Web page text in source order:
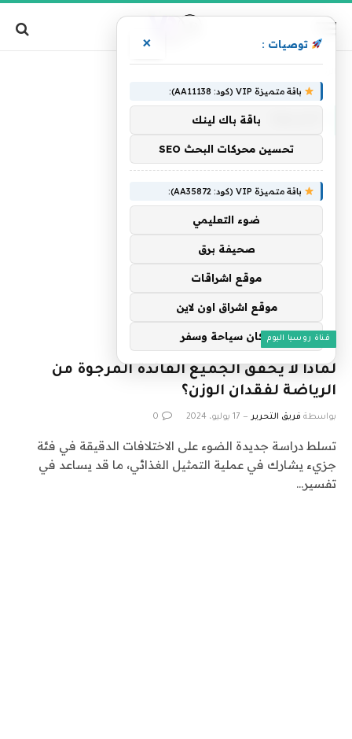
قناة روسيا اليوم
لماذا لا يحقق الجميع الفائدة المرجوة من
الرياضة لفقدان الوزن؟
بواسطة فريق التحرير 17 يوليو، 2024 0
تسلط دراسة جديدة الضوء على الاختلافات الدقيقة في فئة
جزيء يشارك في عملية التمثيل الغذائي، ما قد يساعد في
تفسير…
توصيات : ×
باقة متميزة VIP (كود: AA11138):
باقة باك لينك
تحسين محركات البحث SEO
باقة متميزة VIP (كود: AA35872):
ضوء التعليمي
صحيفة برق
موقع اشراقات
موقع اشراق اون لاين
اركان سياحة وسفر